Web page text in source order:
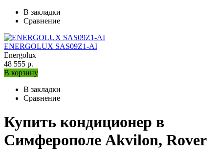
В закладки
Сравнение
ENERGOLUX SAS09Z1-AI
Energolux
48 555 р.
В корзину
В закладки
Сравнение
Купить кондиционер в
Симферополе Akvilon, Rover